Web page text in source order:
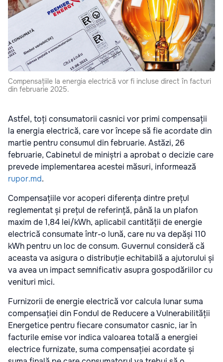
Compensațiile la energia electrică vor fi incluse direct în facturi
din februarie 2025.
Astfel, toți consumatorii casnici vor primi compensații
la energia electrică, care vor începe să fie acordate din
martie pentru consumul din februarie. Astăzi, 26
februarie, Cabinetul de miniștri a aprobat o decizie care
prevede implementarea acestei măsuri, informează
rupor.md.
Compensațiile vor acoperi diferența dintre prețul
reglementat și prețul de referință, până la un plafon
maxim de 1,84 lei/kWh, aplicabil cantității de energie
electrică consumate într-o lună, care nu va depăși 110
kWh pentru un loc de consum. Guvernul consideră că
aceasta va asigura o distribuție echitabilă a ajutorului și
va avea un impact semnificativ asupra gospodăriilor cu
venituri mici.
Furnizorii de energie electrică vor calcula lunar suma
compensației din Fondul de Reducere a Vulnerabilității
Energetice pentru fiecare consumator casnic, iar în
facturile emise vor indica valoarea totală a energiei
electrice furnizate, suma compensației acordate și